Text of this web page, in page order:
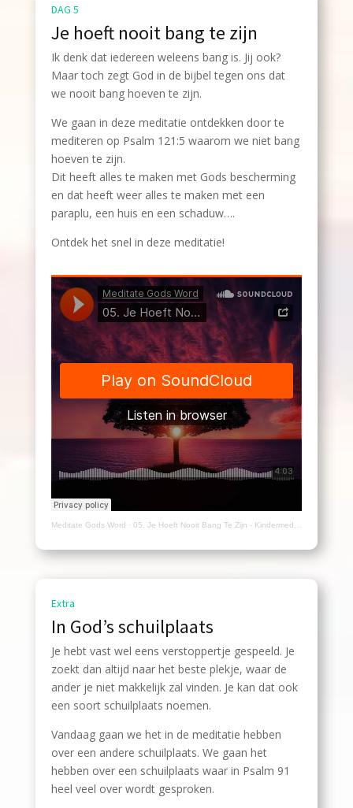
DAG 5
Je hoeft nooit bang te zijn
Ik denk dat iedereen weleens bang is. Jij ook?
Maar toch zegt God in de bijbel tegen ons dat
we nooit bang hoeven te zijn.
We gaan in deze meditatie ontdekken door te
mediteren op Psalm 121:5 waarom we niet bang
hoeven te zijn.
Dit heeft alles te maken met Gods bescherming
en dat heeft weer alles te maken met een
paraplu, een huis en een schaduw….
Ontdek het snel in deze meditatie!
Meditate Gods Word · 05. Je Hoeft Nooit Bang Te Zijn - Kindermeditatie
Extra
In God’s schuilplaats
Je hebt vast wel eens verstoppertje gespeeld. Je
zoekt dan altijd naar het beste plekje, waar de
ander je niet makkelijk zal vinden. Je kan dat ook
een soort schuilplaats noemen.
Vandaag gaan we het in de meditatie hebben
over een andere schuilplaats. We gaan het
hebben over een schuilplaats waar in Psalm 91
heel veel over wordt gesproken.